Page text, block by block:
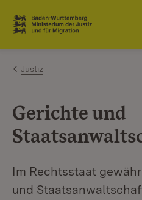
Zum Inhalt springen
Link zur Startseite
Justiz
Gerichte und
Im Rechtsstaat
und